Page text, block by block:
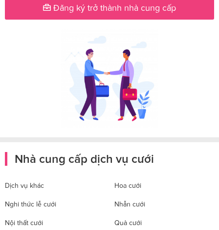
Đăng ký trở thành nhà cung cấp
Nhà cung cấp dịch vụ cưới
Dịch vụ khác Hoa cưới
Nghi thức lễ cưới Nhẫn cưới
Nội thất cưới Quà cưới